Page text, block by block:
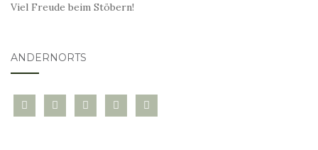
Viel Freude beim Stöbern!
ANDERNORTS
bloglovininstagramtwitter pinterest
mail